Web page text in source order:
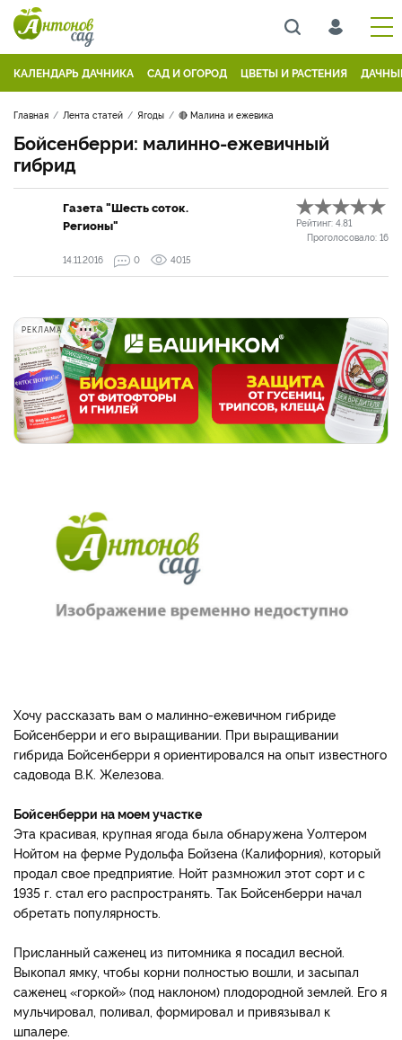
КАЛЕНДАРЬ ДАЧНИКА САД И ОГОРОД ЦВЕТЫ И РАСТЕНИЯ
Главная Лента статей Ягоды 🔴 Малина и ежевика
Бойсенберри: малинно-ежевичный
гибрид
Газета "Шесть соток.
Регионы"
Рейтинг: 4.81
Проголосовало: 16
14.11.2016
0 4015
РЕКЛАМА
Хочу рассказать вам о малинно-ежевичном гибриде
Бойсенберри и его выращивании. При выращивании
гибрида Бойсенберри я ориентировался на опыт известного
садовода В.К. Железова.
Бойсенберри на моем участке
Эта красивая, крупная ягода была обнаружена Уолтером
Нойтом на ферме Рудольфа Бойзена (Калифорния), который
продал свое предприятие. Нойт размножил этот сорт и с
1935 г. стал его распространять. Так Бойсенберри начал
обретать популярность.
Присланный саженец из питомника я посадил весной.
Выкопал ямку, чтобы корни полностью вошли, и засыпал
саженец «горкой» (под наклоном) плодородной землей. Его я
мульчировал, поливал, формировал и привязывал к
шпалере.